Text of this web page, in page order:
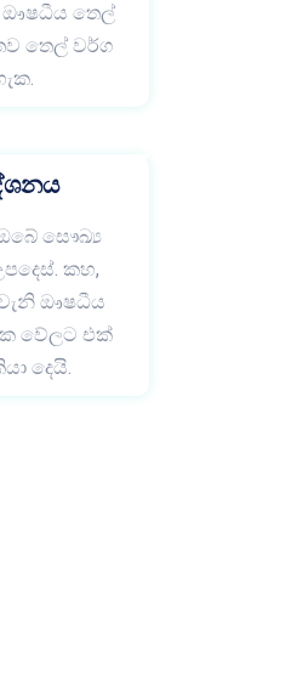
ඖෂධීය තෙල්
තෙල් වර්ග
සෞඛ්‍ය
කහ,
ඖෂධීය
වේලට එක්
දෙයි.